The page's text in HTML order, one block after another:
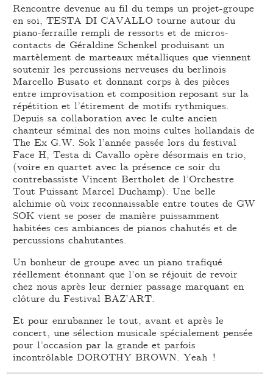
Rencontre devenue au fil du temps un projet-groupe
en soi, TESTA DI CAVALLO tourne autour du
piano-ferraille rempli de ressorts et de micros-
contacts de Géraldine Schenkel produisant un
martèlement de marteaux métalliques que viennent
soutenir les percussions nerveuses du berlinois
Marcello Busato et donnant corps à des pièces
entre improvisation et composition reposant sur la
répétition et l’étirement de motifs rythmiques.
Depuis sa collaboration avec le culte ancien
chanteur séminal des non moins cultes hollandais de
The Ex G.W. Sok l’année passée lors du festival
Face H, Testa di Cavallo opère désormais en trio,
(voire en quartet avec la présence ce soir du
contrebassiste Vincent Bertholet de l’Orchestre
Tout Puissant Marcel Duchamp). Une belle
alchimie où voix reconnaissable entre toutes de GW
SOK vient se poser de manière puissamment
habitées ces ambiances de pianos chahutés et de
percussions chahutantes.
Un bonheur de groupe avec un piano trafiqué
réellement étonnant que l’on se réjouit de revoir
chez nous après leur dernier passage marquant en
clôture du Festival BAZ’ART.
Et pour enrubanner le tout, avant et après le
concert, une sélection musicale spécialement pensée
pour l’occasion par la grande et parfois
incontrôlable DOROTHY BROWN. Yeah !